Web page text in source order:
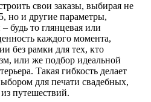
свои заказы, выбирая не
но и другие параметры,
будь то глянцевая или
каждого момента,
без рамки для тех, кто
или же подбор идеальной
Такая гибкость делает
для печати свадебных,
путешествий.